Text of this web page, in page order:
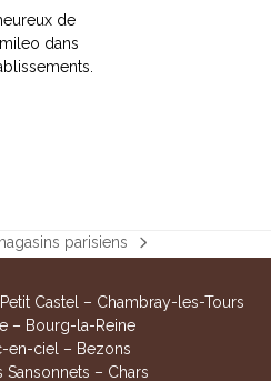
de
dans
parisiens
Castel – Chambray-les-Tours
– Bourg-la-Reine
en-ciel – Bezons
Sansonnets – Chars